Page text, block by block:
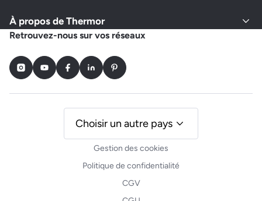
À propos de Thermor
Retrouvez-nous sur vos réseaux
InstagramYoutubeFacebookLinkedInPinterest
Gestion des cookies
Politique de confidentialité
CGV
Choisir un autre pays